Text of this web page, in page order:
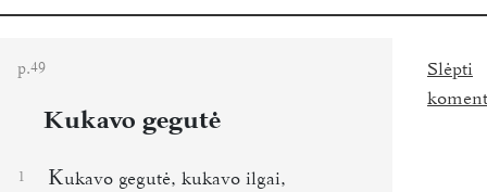
p.49
Kukavo gegutė
1 Kukavo gegutė, kukavo ilgai,
Slėpti